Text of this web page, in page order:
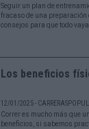
Seguir un plan de
fracaso de una preparación
consejos para que todo
Los beneficios
12/01/2025 -
Correr es mucho más que
beneficios, si sabemos